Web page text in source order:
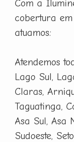
Com a
cobertura
atuamos:
Atendemos
Lago Sul,
Claras,
Taguatinga,
Asa Sul, Asa
Sudoeste,